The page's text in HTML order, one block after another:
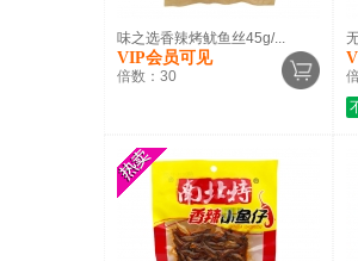
味之选香辣烤鱿鱼丝45g/...
VIP会员可见
倍数： 30